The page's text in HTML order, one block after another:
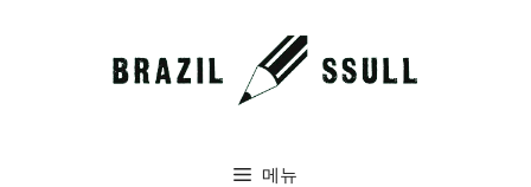
메뉴